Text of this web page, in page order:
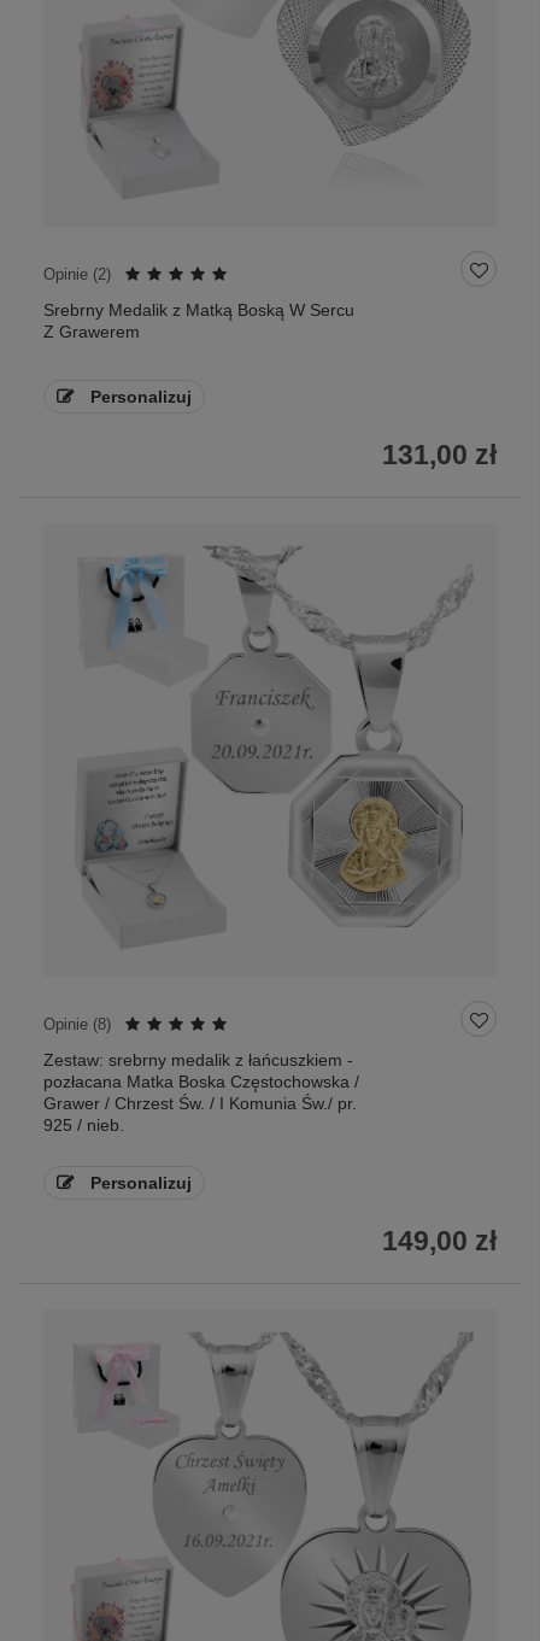
Opinie (2)
Srebrny Medalik z Matką Boską W Sercu
Z Grawerem
Personalizuj
131,00 zł
Opinie (8)
Zestaw: srebrny medalik z łańcuszkiem -
pozłacana Matka Boska Częstochowska /
Grawer / Chrzest Św. / I Komunia Św./ pr.
925 / nieb.
Personalizuj
149,00 zł